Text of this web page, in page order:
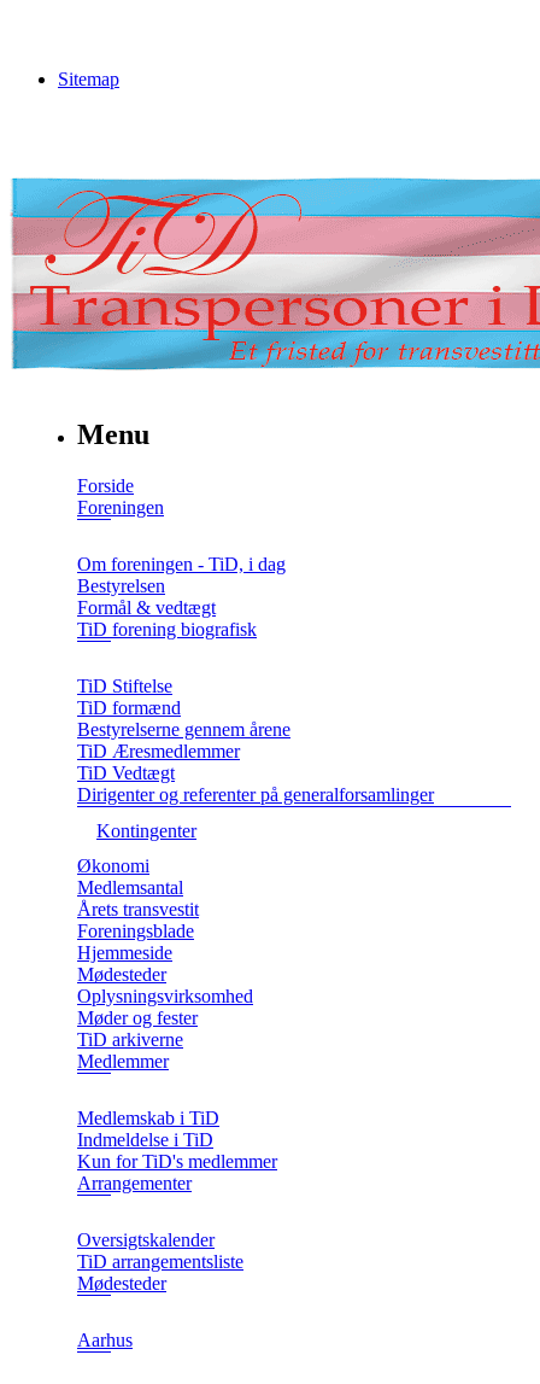
Sitemap
Menu
Forside
Foreningen
Om foreningen - TiD, i dag
Bestyrelsen
Formål & vedtægt
TiD forening biografisk
TiD Stiftelse
TiD formænd
Bestyrelserne gennem årene
TiD Æresmedlemmer
TiD Vedtægt
Dirigenter og referenter på generalforsamlinger
Kontingenter
Økonomi
Medlemsantal
Årets transvestit
Foreningsblade
Hjemmeside
Mødesteder
Oplysningsvirksomhed
Møder og fester
TiD arkiverne
Medlemmer
Medlemskab i TiD
Indmeldelse i TiD
Kun for TiD's medlemmer
Arrangementer
Oversigtskalender
TiD arrangementsliste
Mødesteder
Aarhus